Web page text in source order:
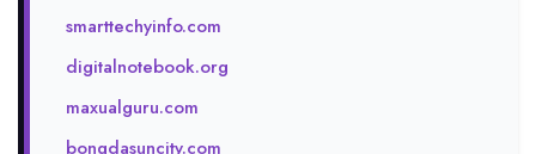
smarttechyinfo.com
digitalnotebook.org
maxualguru.com
bongdasuncity.com